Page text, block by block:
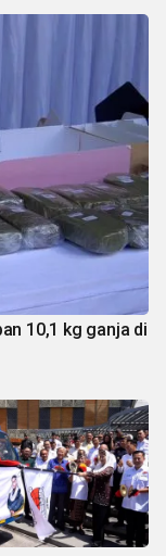
10,1 kg ganja di